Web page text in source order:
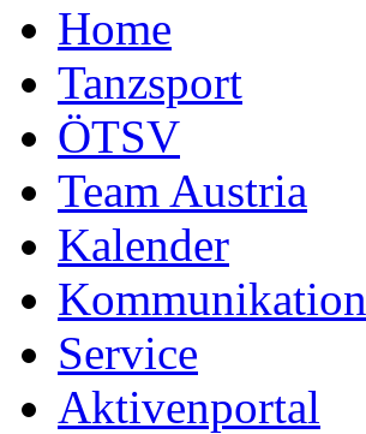
Home
Tanzsport
ÖTSV
Team Austria
Kalender
Kommunikation
Service
Aktivenportal